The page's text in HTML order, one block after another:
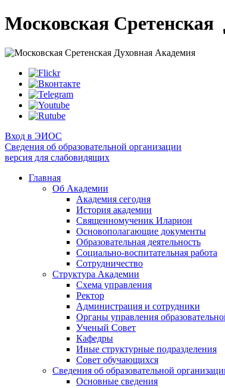
Московская Сретенская
Вход в ЭИОС
Сведения об образовательной организации
версия для слабовидящих
Главная
Об Академии
Академия сегодня
История академии
Священномученик Иларион
Основополагающие документы
Образовательная деятельность
Социально-воспитательная работа
Сотрудничество
Структура Академии
Схема управления
Ректор
Администрация и сотрудники
Органы управления
Ученый Совет
Кафедры
Иные структурные подразделения
Совет обучающихся
Сведения об образовательной
Основные сведения